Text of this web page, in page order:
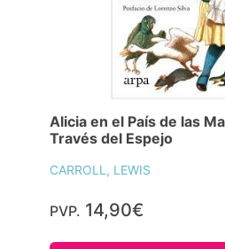
Alicia en el País de las
Través del Espejo
CARROLL, LEWIS
PVP. 14,90€